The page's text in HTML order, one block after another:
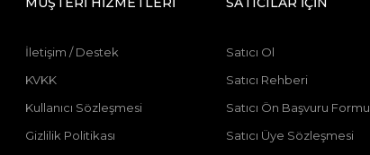
İletişim / Destek
KVKK
Kullanıcı Sözleşmesi
Gizlilik Politikası
Satıcı Ol
Satıcı Rehberi
Satıcı Ön Başvuru Formu
Satıcı Üye Sözleşmesi